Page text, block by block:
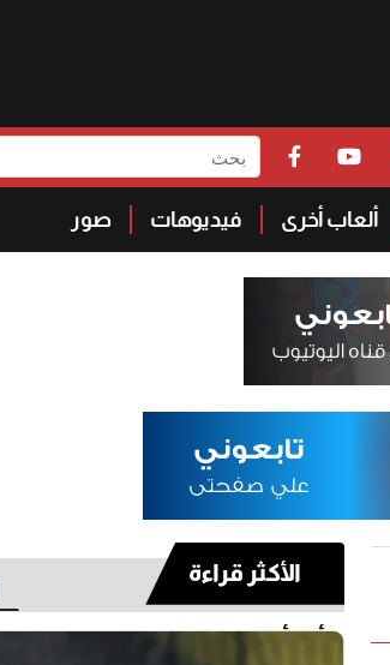
ألعاب أخرى فيديوهات صور
الأكثر قراءة
أخر أسبوع